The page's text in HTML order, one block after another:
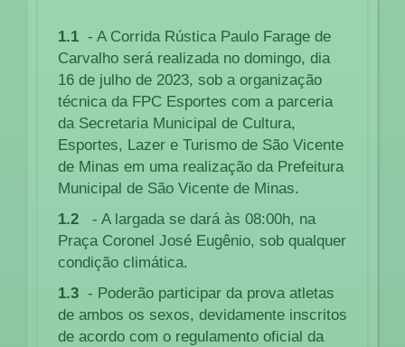
1.1 - A Corrida Rústica Paulo Farage de
Carvalho será realizada no domingo, dia
16 de julho de 2023, sob a organização
técnica da FPC Esportes com a parceria
da Secretaria Municipal de Cultura,
Esportes, Lazer e Turismo de São Vicente
de Minas em uma realização da Prefeitura
Municipal de São Vicente de Minas.
1.2 - A largada se dará às 08:00h, na
Praça Coronel José Eugênio, sob qualquer
condição climática.
1.3 - Poderão participar da prova atletas
de ambos os sexos, devidamente inscritos
de acordo com o regulamento oficial da